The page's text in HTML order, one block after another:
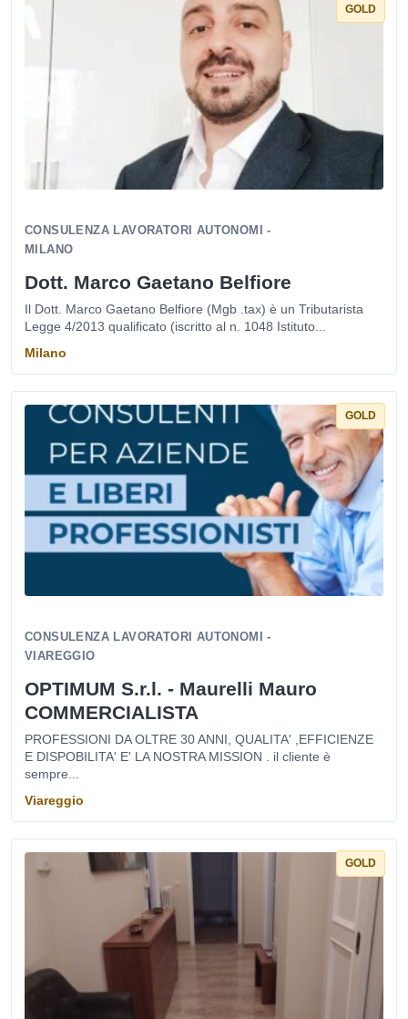
GOLD
CONSULENZA LAVORATORI AUTONOMI -
MILANO
Dott. Marco Gaetano Belfiore
Il Dott. Marco Gaetano Belfiore (Mgb .tax) è un Tributarista
Legge 4/2013 qualificato (iscritto al n. 1048 Istituto...
Milano
GOLD
CONSULENZA LAVORATORI AUTONOMI -
VIAREGGIO
OPTIMUM S.r.l. - Maurelli Mauro
COMMERCIALISTA
PROFESSIONI DA OLTRE 30 ANNI, QUALITA' ,EFFICIENZE
E DISPOBILITA' E' LA NOSTRA MISSION . il cliente è
sempre...
Viareggio
GOLD